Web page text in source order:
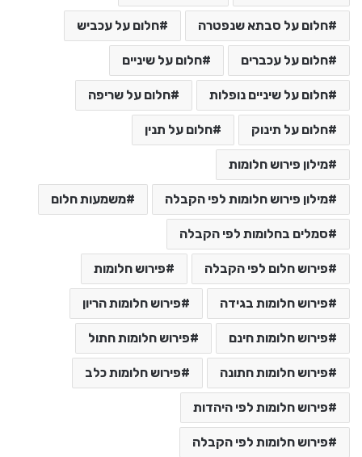
חלום על סבתא שנפטרה חלום על עכביש
חלום על עכברים חלום על שיניים
חלום על שיניים נופלות חלום על שריפה
חלום על תינוק חלום על תנין
מילון פירוש חלומות
מילון פירוש חלומות לפי הקבלה משמעות חלום
סמלים בחלומות לפי הקבלה
פירוש חלום לפי הקבלה פירוש חלומות
פירוש חלומות בגידה פירוש חלומות הריון
פירוש חלומות חינם פירוש חלומות חתול
פירוש חלומות חתונה פירוש חלומות כלב
פירוש חלומות לפי היהדות
פירוש חלומות לפי הקבלה